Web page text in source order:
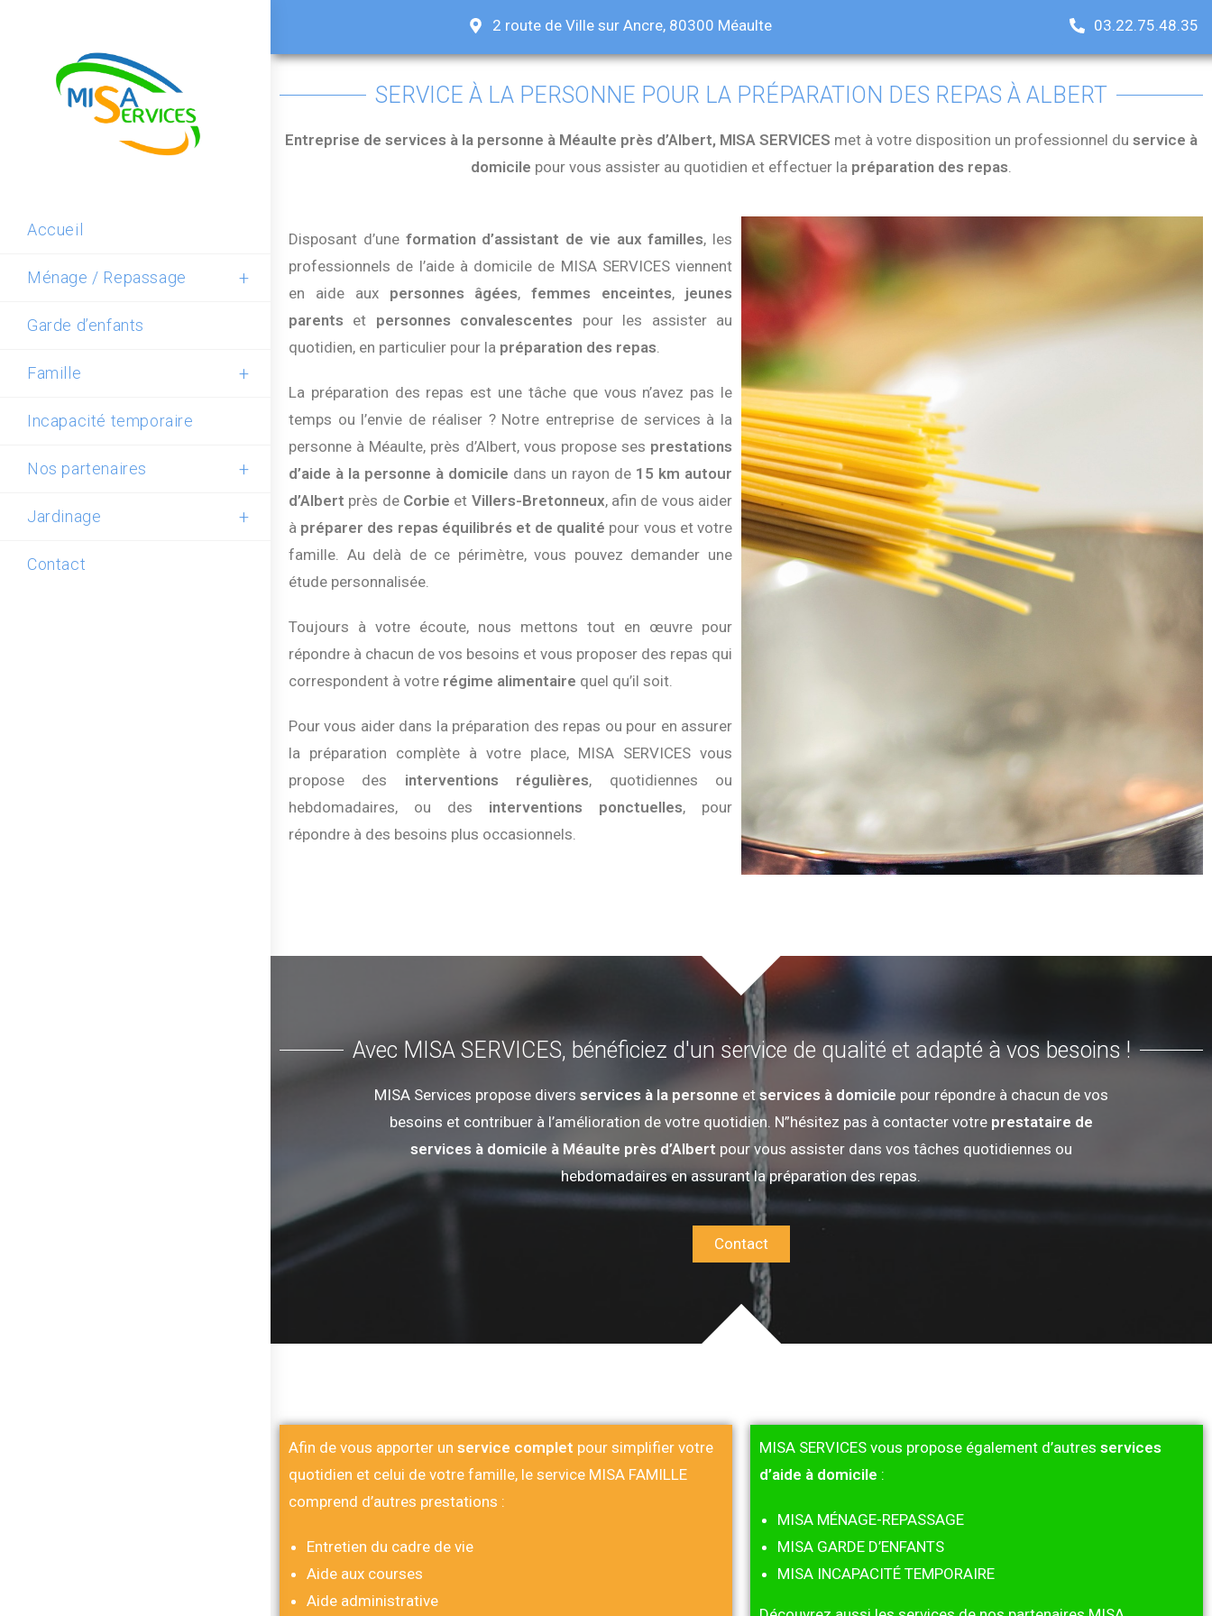
Accueil
Ménage / Repassage
Garde d’enfants
Famille
Incapacité temporaire
Nos partenaires
Jardinage
Contact
2 route de Ville sur Ancre, 80300 Méaulte 03.22.75.48.35
SERVICE À LA PERSONNE POUR LA PRÉPARATION DES REPAS À ALBERT
Entreprise de services à la personne à Méaulte près d’Albert, MISA SERVICES met à votre disposition un professionnel du service à
domicile pour vous assister au quotidien et effectuer la préparation des repas.
Disposant d’une formation d’assistant de vie aux familles, les
professionnels de l’aide à domicile de MISA SERVICES viennent
en aide aux personnes âgées,femmes enceintes, jeunes
parents et personnes convalescentes pour les assister au
quotidien, en particulier pour la préparation des repas.
La préparation des repas est une tâche que vous n’avez pas le
temps ou l’envie de réaliser ? Notre entreprise de services à la
personne à Méaulte, près d’Albert, vous propose ses prestations
d’aide à la personne à domicile dans un rayon de 15 km autour
d’Albert près de Corbie et Villers-Bretonneux, afin de vous aider
à préparer des repas équilibrés et de qualité pour vous et votre
famille. Au delà de ce périmètre, vous pouvez demander une
étude personnalisée.
Toujours à votre écoute, nous mettons tout en œuvre pour
répondre à chacun de vos besoins et vous proposer des repas qui
correspondent à votre régime alimentaire quel qu’il soit.
Pour vous aider dans la préparation des repas ou pour en assurer
la préparation complète à votre place, MISA SERVICES vous
propose des interventions régulières, quotidiennes ou
hebdomadaires, ou des interventions ponctuelles, pour
répondre à des besoins plus occasionnels.
Avec MISA SERVICES, bénéficiez d'un service de qualité et adapté à vos besoins !
MISA Services propose divers services à la personne etservices à domicile pour répondre à chacun de vos
besoins et contribuer à l’amélioration de votre quotidien. N”hésitez pas à contacter votre prestataire de
services à domicile à Méaulte près d’Albert pour vous assister dans vos tâches quotidiennes ou
hebdomadaires en assurant la préparation des repas.
Contact
Afin de vous apporter un service complet pour simplifier votre
quotidien et celui de votre famille, le service MISA FAMILLE
comprend d’autres prestations :
Entretien du cadre de vie
Aide aux courses
Aide administrative
MISA SERVICES vous propose également d’autres services
d’aide à domicile :
MISA MÉNAGE-REPASSAGE
MISA GARDE D’ENFANTS
MISA INCAPACITÉ TEMPORAIRE